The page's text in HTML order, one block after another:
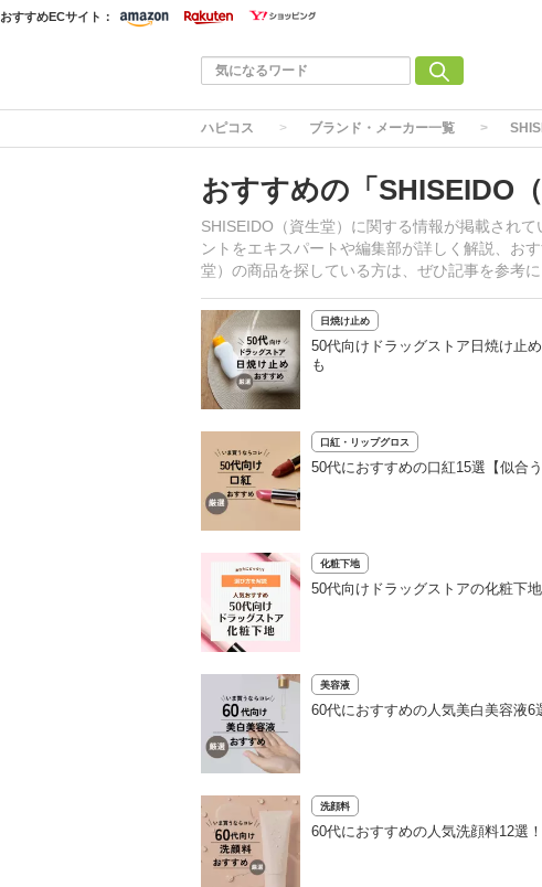
おすすめECサイト：
ハピコス ブランド・メーカー一覧
おすすめの「SHISEIDO
SHISEIDO（資生堂）に関する情報が掲載され
ントをエキスパートや編集部が詳しく解説、お
堂）の商品を探している方は、ぜひ記事を参考に
日焼け止め
50代向けドラッグストア日焼け止
も
口紅・リップグロス
50代におすすめの口紅15選【似合
化粧下地
50代向けドラッグストアの化粧下
美容液
60代におすすめの人気美白美容液
洗顔料
60代におすすめの人気洗顔料12選